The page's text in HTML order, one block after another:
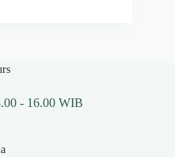
- 16.00 WIB